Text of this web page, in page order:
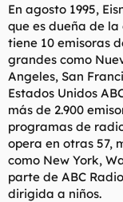
En agosto 1995,
que es dueña de la
tiene 10 emisoras
grandes como
Angeles, San
Estados Unidos
más de 2.900
programas de
opera en otras 57,
como New York,
parte de ABC
dirigida a niños.